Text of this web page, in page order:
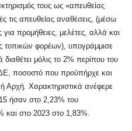
τους ως «απευθείας
τις απευθείας αναθέσεις, (μέσω
προμήθειες, μελέτες, αλλά και
τοπικών φορέων), υπογράμμισε
μόλις το 2% περίπου του
ποσοστό που προϋπήρχε και
Αρχή. Χαρακτηριστικά ανέφερε
ήσαν στο 2,23% του
και στο 2023 στο 1,83%.